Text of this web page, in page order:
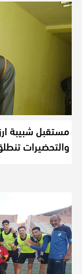
مستقبل شبيبة
والتحضيرات تنطلق